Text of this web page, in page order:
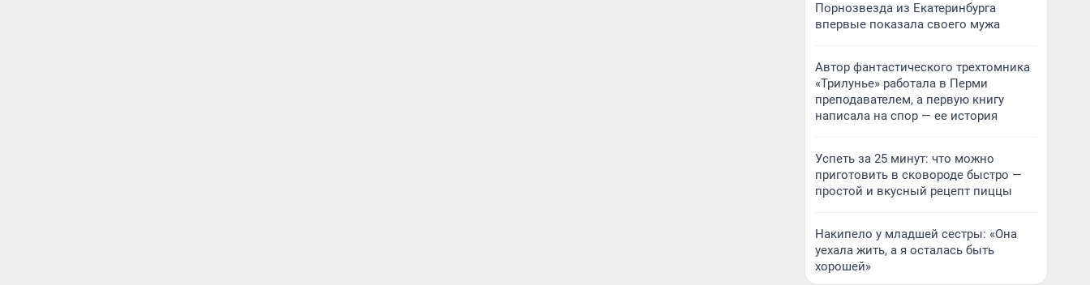
Порнозвезда из Екатеринбурга
впервые показала своего мужа
Автор фантастического трехтомника
«Трилунье» работала в Перми
преподавателем, а первую книгу
написала на спор — ее история
Успеть за 25 минут: что можно
приготовить в сковороде быстро —
простой и вкусный рецепт пиццы
Накипело у младшей сестры: «Она
уехала жить, а я осталась быть
хорошей»